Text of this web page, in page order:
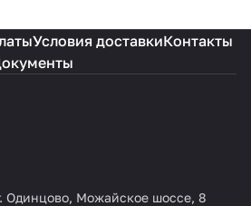
Условия доставкиКонтакты
Одинцово, Можайское шоссе, 8